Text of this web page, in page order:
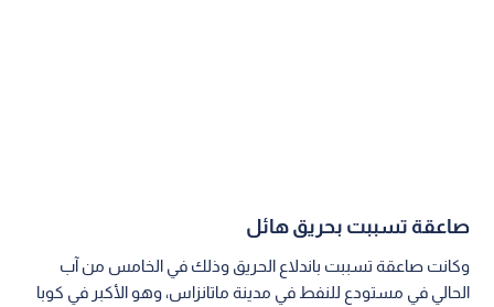
صاعقة تسببت بحريق هائل
وكانت صاعقة تسببت باندلاع الحريق وذلك في الخامس من آب
الحالي في مستودع للنفط في مدينة ماتانزاس، وهو الأكبر في كوبا